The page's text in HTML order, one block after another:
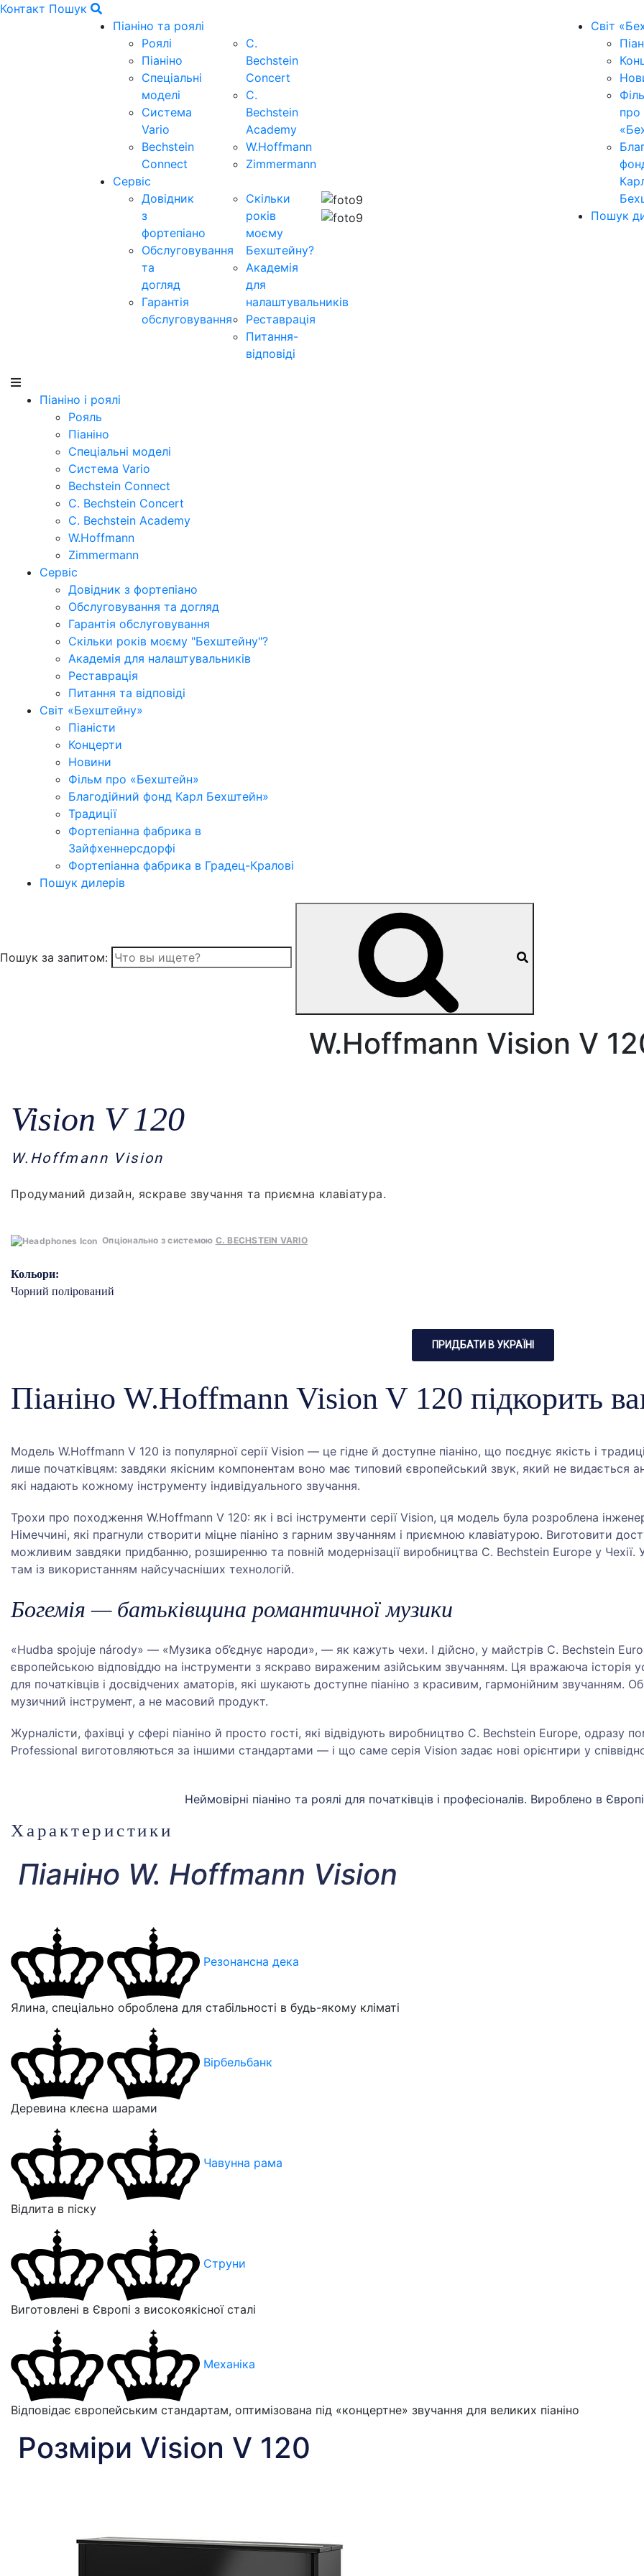
Контакт Пошук
Піаніно та роялі
Роялі
Піаніно
Спеціальні
моделі
Система
Vario
Bechstein
Connect
C.
Bechstein
Concert
C.
Bechstein
Academy
W.Hoffmann
Zimmermann
Сервіс
Довідник
з
фортепіано
Обслуговування
та
догляд
Гарантія
обслуговування
Скільки
років
моєму
Бехштейну?
Академія
для
налаштувальників
Реставрація
Питання-
відповіді
Світ
про
Пошук
Піаніно і роялі
Рояль
Піаніно
Спеціальні моделі
Система Vario
Bechstein Connect
C. Bechstein Concert
C. Bechstein Academy
W.Hoffmann
Zimmermann
Сервіс
Довідник з фортепіано
Обслуговування та догляд
Гарантія обслуговування
Скільки років моєму "Бехштейну"?
Академія для налаштувальників
Реставрація
Питання та відповіді
Світ «Бехштейну»
Піаністи
Концерти
Новини
Фільм про «Бехштейн»
Благодійний фонд Карл Бехштейн»
Традиції
Фортепіанна фабрика в
Зайфхеннерсдорфi
Фортепіанна фабрика в Градец-Краловi
Пошук дилерів
Пошук за запитом:
W.Hoffmann Vision V
Vision V 120
W.Hoffmann Vision
Продуманий дизайн, яскраве звучання та приємна клавіатура.
Опціонально з системою C. BECHSTEIN VARIO
Кольори:
Чорний полірований
ПРИДБАТИ В УКРАЇНІ
Піаніно W.Hoffmann Vision V 120 підкорить
Модель W.Hoffmann V 120 із популярної серії Vision — це гідне й доступне піаніно, що поєднує якість і
лише початківцям: завдяки якісним компонентам воно має типовий європейський звук, який не видається
які надають кожному інструменту індивідуального звучання.
Трохи про походження W.Hoffmann V 120: як і всі інструменти серії Vision, ця модель була розроблена
Німеччині, які прагнули створити міцне піаніно з гарним звучанням і приємною клавіатурою. Виготовити
можливим завдяки придбанню, розширенню та повній модернізації виробництва C. Bechstein Europe у Чехії.
там із використанням найсучасніших технологій.
Богемія — батьківщина романтичної музики
«Hudba spojuje národy» — «Музика об’єднує народи», — як кажуть чехи. І дійсно, у майстрів C. Bechstein
європейською відповіддю на інструменти з яскраво вираженим азійським звучанням. Ця вражаюча історія
для початківців і досвідчених аматорів, які шукають доступне піаніно з красивим, гармонійним
музичний інструмент, а не масовий продукт.
Журналісти, фахівці у сфері піаніно й просто гості, які відвідують виробництво C. Bechstein Europe, одразу
Professional виготовляються за іншими стандартами — і що саме серія Vision задає нові орієнтири у
Неймовірні піаніно та роялі для початківців і професіоналів. Вироблено в
Характеристики
Піаніно W. Hoffmann Vision
Резонансна дека
Ялина, спеціально оброблена для стабільності в будь-якому кліматі
Вірбельбанк
Деревина клеєна шарами
Чавунна рама
Відлита в піску
Струни
Виготовлені в Європі з високоякісної сталі
Механіка
Відповідає європейським стандартам, оптимізована під «концертне» звучання для великих піаніно
Розміри Vision V 120